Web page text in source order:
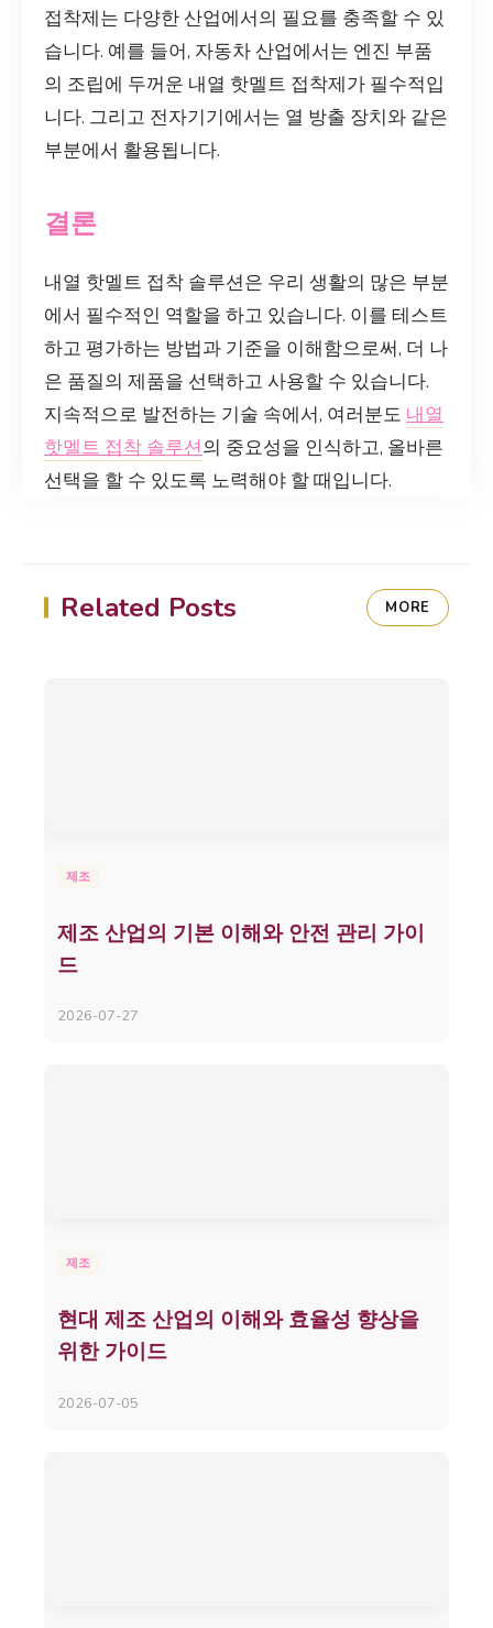
접착제는 다양한 산업에서의 필요를 충족할 수 있
습니다. 예를 들어, 자동차 산업에서는 엔진 부품
의 조립에 두꺼운 내열 핫멜트 접착제가 필수적입
니다. 그리고 전자기기에서는 열 방출 장치와 같은
부분에서 활용됩니다.
결론
내열 핫멜트 접착 솔루션은 우리 생활의 많은 부분
에서 필수적인 역할을 하고 있습니다. 이를 테스트
하고 평가하는 방법과 기준을 이해함으로써, 더 나
은 품질의 제품을 선택하고 사용할 수 있습니다.
지속적으로 발전하는 기술 속에서, 여러분도 내열
핫멜트 접착 솔루션의 중요성을 인식하고, 올바른
선택을 할 수 있도록 노력해야 할 때입니다.
Related Posts MORE
제조
제조 산업의 기본 이해와 안전 관리 가이
드
2026-07-27
제조
현대 제조 산업의 이해와 효율성 향상을
위한 가이드
2026-07-05